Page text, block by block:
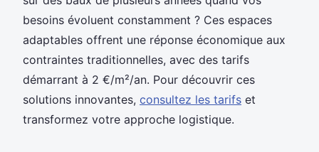
besoins évoluent constamment ? Ces espaces
adaptables offrent une réponse économique aux
contraintes traditionnelles, avec des tarifs
démarrant à 2 €/m²/an. Pour découvrir ces
solutions innovantes, consultez les tarifs et
transformez votre approche logistique.